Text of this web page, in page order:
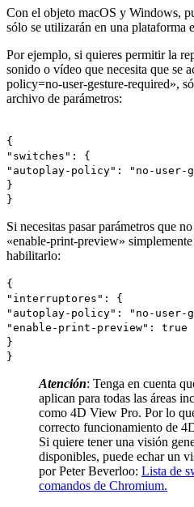
Con el objeto macOS y Windows,
sólo se utilizarán en una plataforma
Por ejemplo, si quieres permitir la
sonido o vídeo que necesita que se
policy=no-user-gesture-required»,
archivo de parámetros:
{
"switches": {
"autoplay-policy": "no-user-
}
}
Si necesitas pasar parámetros que
«enable-print-preview»
habilitarlo:
{
"interruptores": {
"autoplay-policy": "no-user-
"enable-print-preview": true
}
}
Atención: Tenga en cuenta
aplican para todas las áreas
como 4D View Pro. Por lo
correcto funcionamiento de
Si quiere tener una visión
disponibles, puede echar un
por Peter Beverloo: Lista de
comandos de Chromium.